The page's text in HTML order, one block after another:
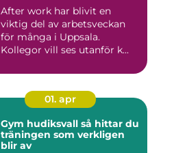
After work har blivit en
viktig del av arbetsveckan
för många i Uppsala.
Kollegor vill ses utanför k...
01. apr
Gym hudiksvall så hittar du
träningen som verkligen
blir av